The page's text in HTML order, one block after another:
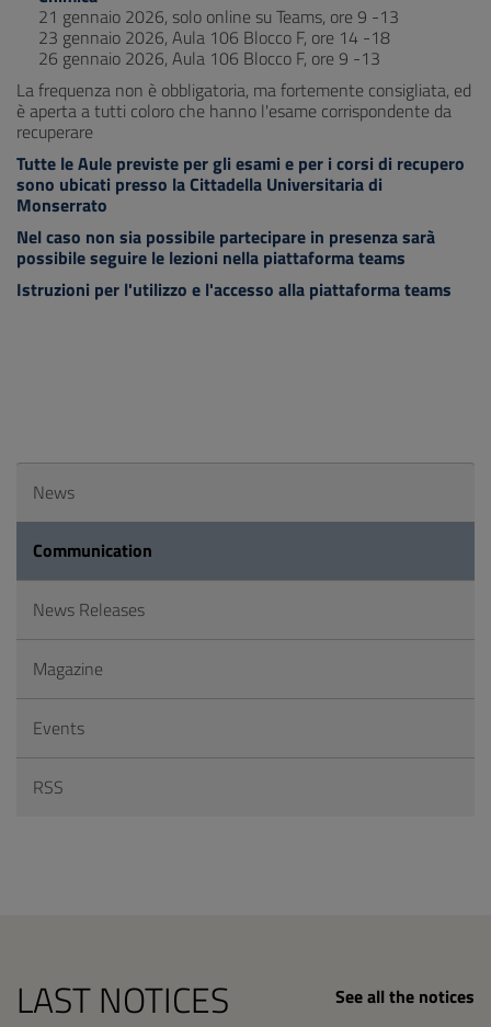
21 gennaio 2026, solo online su Teams, ore 9 -13
23 gennaio 2026, Aula 106 Blocco F, ore 14 -18
26 gennaio 2026, Aula 106 Blocco F, ore 9 -13
La frequenza non è obbligatoria, ma fortemente consigliata, ed
è aperta a tutti coloro che hanno l'esame corrispondente da
recuperare
Tutte le Aule previste per gli esami e per i corsi di recupero
sono ubicati presso la Cittadella Universitaria di
Monserrato
Nel caso non sia possibile partecipare in presenza sarà
possibile seguire le lezioni nella piattaforma teams
Istruzioni per l'utilizzo e l'accesso alla piattaforma teams
News
Communication
News Releases
Magazine
Events
RSS
LAST NOTICES See all the notices